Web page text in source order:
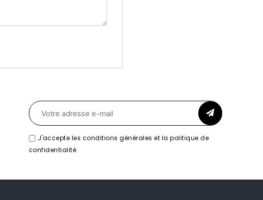
J'accepte les conditions générales et la politique de
confidentialité